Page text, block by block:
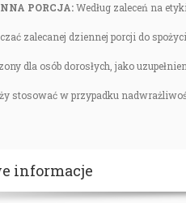
PORCJA:Według zaleceń na
zalecanej dziennej porcji do
dla osób dorosłych, jako
stosować w przypadku
informacje